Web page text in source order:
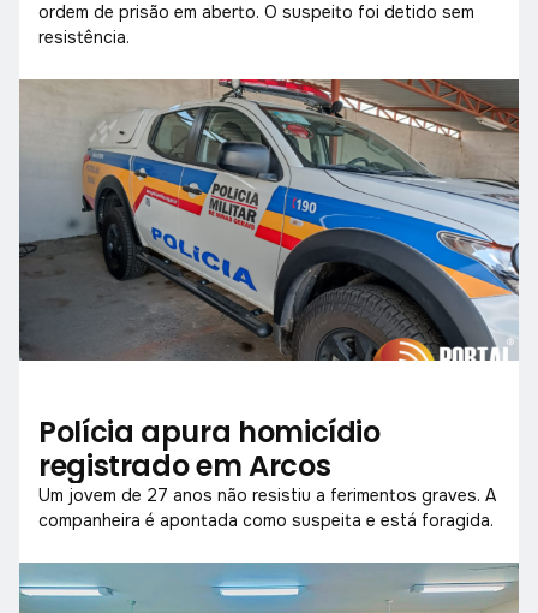
ordem de prisão em aberto. O suspeito foi detido sem
resistência.
Polícia apura homicídio
registrado em Arcos
Um jovem de 27 anos não resistiu a ferimentos graves. A
companheira é apontada como suspeita e está foragida.